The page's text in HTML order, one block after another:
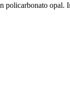
policarbonato opal.